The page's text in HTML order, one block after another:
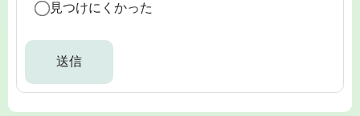
見つけにくかった